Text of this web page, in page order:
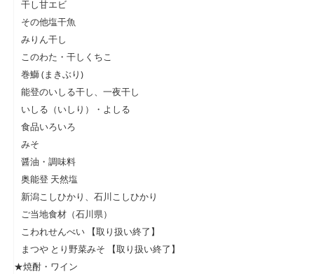
干し甘エビ
その他塩干魚
みりん干し
このわた・干しくちこ
巻鰤 (まきぶり)
能登のいしる干し、一夜干し
いしる（いしり）・よしる
食品いろいろ
みそ
醤油・調味料
奥能登 天然塩
新潟こしひかり、石川こしひかり
ご当地食材（石川県）
こわれせんべい 【取り扱い終了】
まつや とり野菜みそ 【取り扱い終了】
★焼酎・ワイン